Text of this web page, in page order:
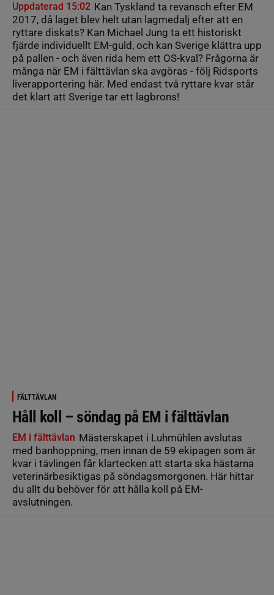
Uppdaterad 15:02 Kan Tyskland ta revansch efter EM
2017, då laget blev helt utan lagmedalj efter att en
ryttare diskats? Kan Michael Jung ta ett historiskt
fjärde individuellt EM-guld, och kan Sverige klättra upp
på pallen - och även rida hem ett OS-kval? Frågorna är
många när EM i fälttävlan ska avgöras - följ Ridsports
liverapportering här. Med endast två ryttare kvar står
det klart att Sverige tar ett lagbrons!
FÄLTTÄVLAN
Håll koll – söndag på EM i fälttävlan
EM i fälttävlan Mästerskapet i Luhmühlen avslutas
med banhoppning, men innan de 59 ekipagen som är
kvar i tävlingen får klartecken att starta ska hästarna
veterinärbesiktigas på söndagsmorgonen. Här hittar
du allt du behöver för att hålla koll på EM-
avslutningen.